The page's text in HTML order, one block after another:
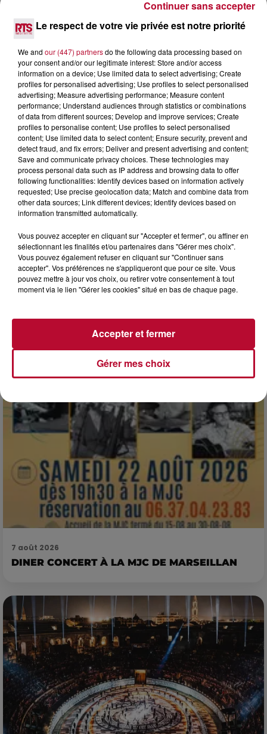
8 août 2026
OCCITANIE : CET ÉTÉ, LA CRÉATION S'EXPOSE
DANS LES ATELIERS D'ARTISANS
Marre des plages bondées et des visites au pas de charge
? La Chambre de Métiers et de l’Artisanat Occitanie
propose une alternative bien plus vivante :...
Comme tous les vendredis, voici une petite sélection des
rendez-vous à ne pas manquer dans le coin. Que vous ayez
envie de voyager à l'autre bout du monde,...
7 août 2026
DINER CONCERT À LA MJC DE MARSEILLAN
Le respect de votre vie privée est notre priorité
We and our (447) partnersdo the following data processing based on
your consent and/or our legitimate interest: Store and/or access
information on a device; Use limited data to select advertising; Create
profiles for personalised advertising; Use profiles to select personalised
advertising; Measure advertising performance; Measure content
performance; Understand audiences through statistics or combinations
of data from different sources; Develop and improve services; Create
profiles to personalise content; Use profiles to select personalised
content; Use limited data to select content; Ensure security, prevent and
detect fraud, and fix errors; Deliver and present advertising and content;
Save and communicate privacy choices. These technologies may
process personal data such as IP address and browsing data to offer
following functionalities: Identify devices based on information actively
requested; Use precise geolocation data; Match and combine data from
other data sources; Link different devices; Identify devices based on
information transmitted automatically.
Vous pouvez accepter en cliquant sur "Accepter et fermer", ou affiner en
sélectionnant les finalités et/ou partenaires dans "Gérer mes choix".
Vous pouvez également refuser en cliquant sur "Continuer sans
accepter". Vos préférences ne s'appliqueront que pour ce site. Vous
pouvez mettre à jour vos choix, ou retirer votre consentement à tout
moment via le lien "Gérer les cookies" situé en bas de chaque page.
Gérer mes choix
Accepter et fermer
Continuer sans accepter